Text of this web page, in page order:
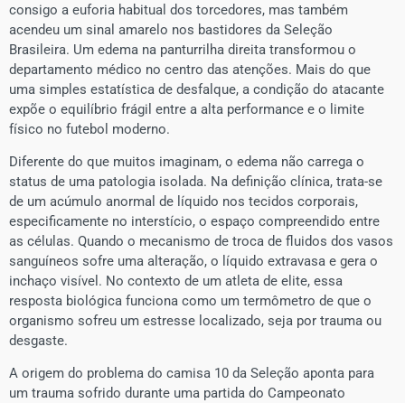
consigo a euforia habitual dos torcedores, mas também
acendeu um sinal amarelo nos bastidores da Seleção
Brasileira. Um edema na panturrilha direita transformou o
departamento médico no centro das atenções. Mais do que
uma simples estatística de desfalque, a condição do atacante
expõe o equilíbrio frágil entre a alta performance e o limite
físico no futebol moderno.
Diferente do que muitos imaginam, o edema não carrega o
status de uma patologia isolada. Na definição clínica, trata-se
de um acúmulo anormal de líquido nos tecidos corporais,
especificamente no interstício, o espaço compreendido entre
as células. Quando o mecanismo de troca de fluidos dos vasos
sanguíneos sofre uma alteração, o líquido extravasa e gera o
inchaço visível. No contexto de um atleta de elite, essa
resposta biológica funciona como um termômetro de que o
organismo sofreu um estresse localizado, seja por trauma ou
desgaste.
A origem do problema do camisa 10 da Seleção aponta para
um trauma sofrido durante uma partida do Campeonato